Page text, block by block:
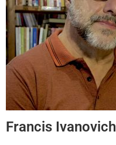
Francis Ivanovich